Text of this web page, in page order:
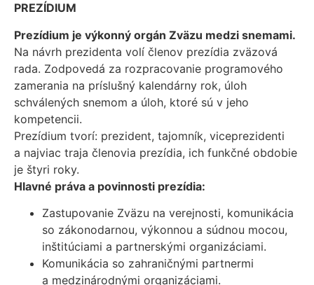
PREZÍDIUM
Prezídium je výkonný orgán Zväzu medzi snemami.
Na návrh prezidenta volí členov prezídia zväzová
rada. Zodpovedá za rozpracovanie programového
zamerania na príslušný kalendárny rok, úloh
schválených snemom a úloh, ktoré sú v jeho
kompetencii.
Prezídium tvorí: prezident, tajomník, viceprezidenti
a najviac traja členovia prezídia, ich funkčné obdobie
je štyri roky.
Hlavné práva a povinnosti prezídia:
Zastupovanie Zväzu na verejnosti, komunikácia
so zákonodarnou, výkonnou a súdnou mocou,
inštitúciami a partnerskými organizáciami.
Komunikácia so zahraničnými partnermi
a medzinárodnými organizáciami.